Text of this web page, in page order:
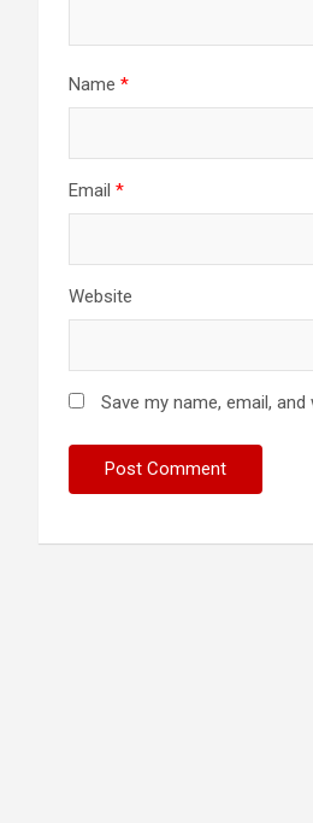
Name *
Email *
Website
Save my name, email,